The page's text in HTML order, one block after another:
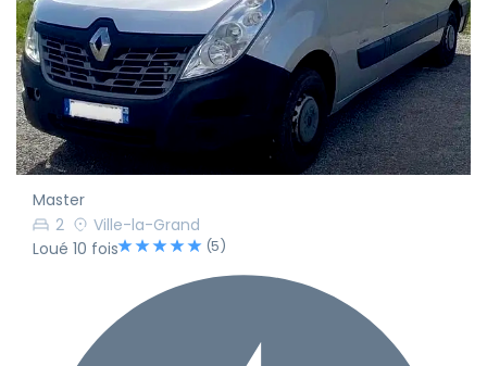
Master
2
Ville-la-Grand
Loué 10 fois
(5)